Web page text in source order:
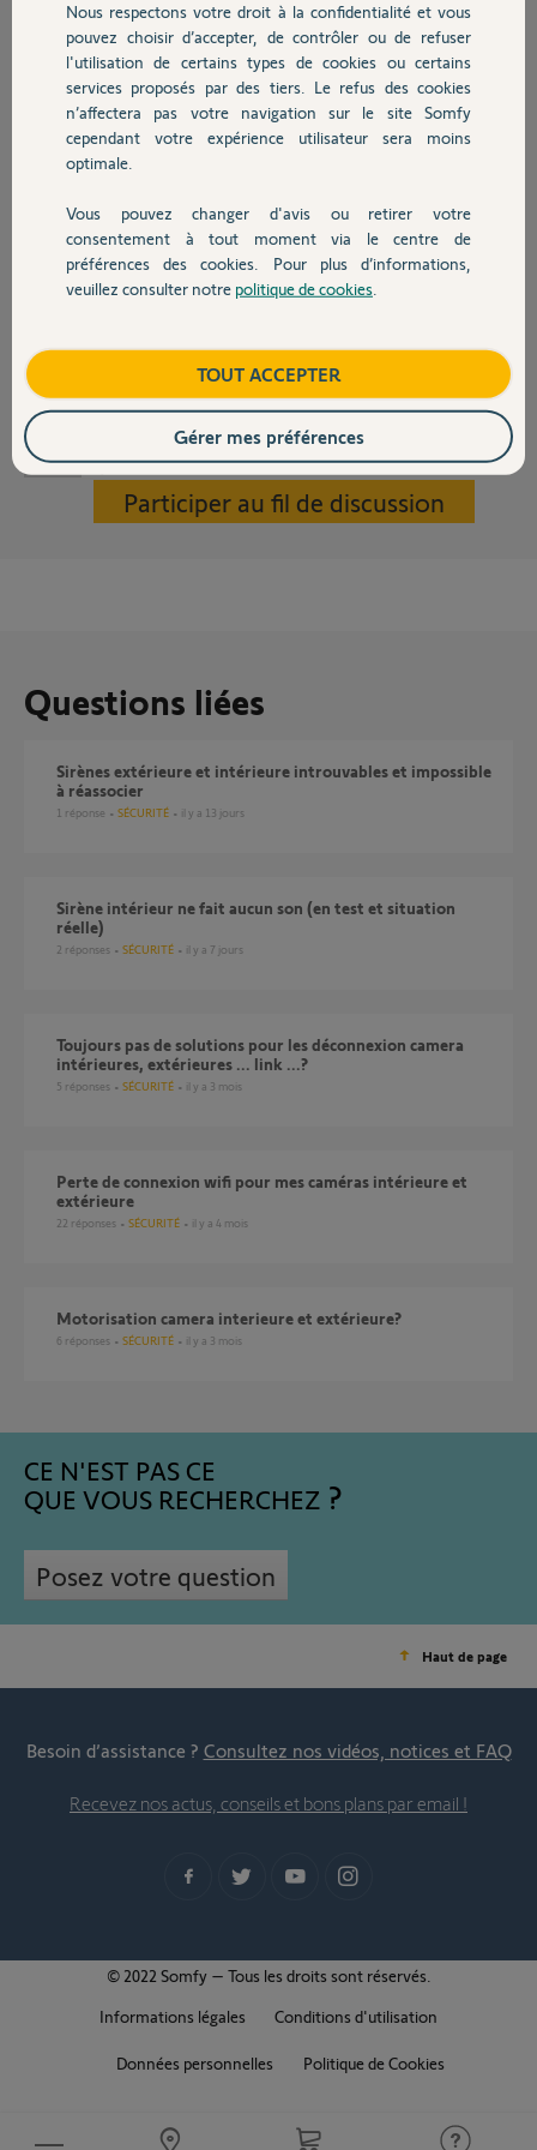
Chauffage
Autres produits
Devis avec un pro
Contact
J'ai bien compris qu'il manque un élément à mon circuit et je ne sais
pas comment cela s'appelle ni comment le monter. (telerupteur?
inverseur? quel format boitier qu'on peut cacher derriere
l'interrupteur dans le mur ou obligation de le clipser dans un tableau
En résumé vous me rendriez service en me fournissant la référence
du produit nécessaire en 220V/ 24V et un schéma de cablage. et où
J'ose joindre un modeste schéma de mon circuit actuel au cas où j'ai
mal expliqué mon problème
D'avance merci infiniment.
volet garage.pdf
il y a environ 4 ans
Participer au fil de discussion
Questions liées
Sirènes extérieure et intérieure introuvables et impossible
à réassocier
1 réponse SÉCURITÉ il y a 13 jours
Sirène intérieur ne fait aucun son (en test et situation
réelle)
2 réponses SÉCURITÉ il y a 7 jours
toujours pas de solutions pour les déconnexion camera
intérieures, extérieures ... link ...?
5 réponses SÉCURITÉ il y a 3 mois
Perte de connexion wifi pour mes caméras intérieure et
extérieure
22 réponses SÉCURITÉ il y a 4 mois
motorisation camera interieure et extérieure?
6 réponses SÉCURITÉ il y a 3 mois
CE N'EST PAS CE
QUE VOUS RECHERCHEZ
Posez votre question
Haut de page
Besoin d’assistance ? Consultez nos vidéos, notices et FAQ
Recevez nos actus, conseils et bons plans par email !
© 2022 Somfy – Tous les droits sont réservés.
Informations légales
Conditions d'utilisation
Données personnelles Politique de Cookies
Nous respectons votre droit à la confidentialité et vous
pouvez choisir d’accepter, de contrôler ou de refuser
l'utilisation de certains types de cookies ou certains
services proposés par des tiers. Le refus des cookies
n’affectera pas votre navigation sur le site Somfy
cependant votre expérience utilisateur sera moins
optimale.
Vous pouvez changer d'avis ou retirer votre
consentement à tout moment via le centre de
préférences des cookies. Pour plus d’informations,
veuillez consulter notre politique de cookies
TOUT ACCEPTER
Gérer mes préférences